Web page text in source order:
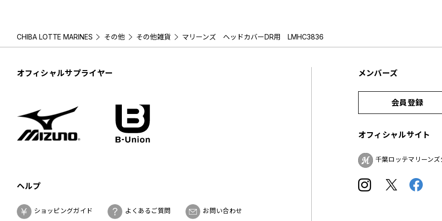
CHIBA LOTTE MARINES その他 その他雑貨 マリーンズ ヘッドカバーDR用 LMHC3836
オフィシャルサプライヤー
ヘルプ
ショッピングガイド よくあるご質問 お問い合わせ
メンバーズ
会員登録
オフィシャルサイト
千葉ロッテマリーンズ